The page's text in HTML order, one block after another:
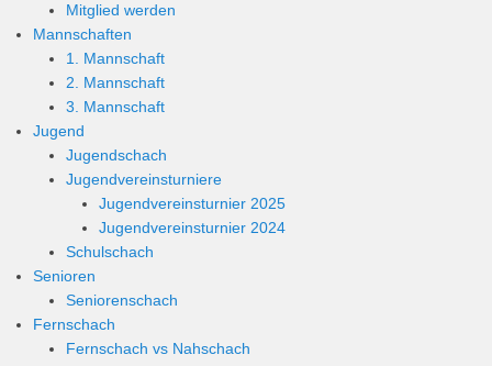
Mitglied werden
Mannschaften
1. Mannschaft
2. Mannschaft
3. Mannschaft
Jugend
Jugendschach
Jugendvereinsturniere
Jugendvereinsturnier 2025
Jugendvereinsturnier 2024
Schulschach
Senioren
Seniorenschach
Fernschach
Fernschach vs Nahschach